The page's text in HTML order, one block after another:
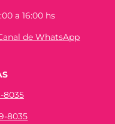
a 16:00 hs
de WhatsApp
8035
8035